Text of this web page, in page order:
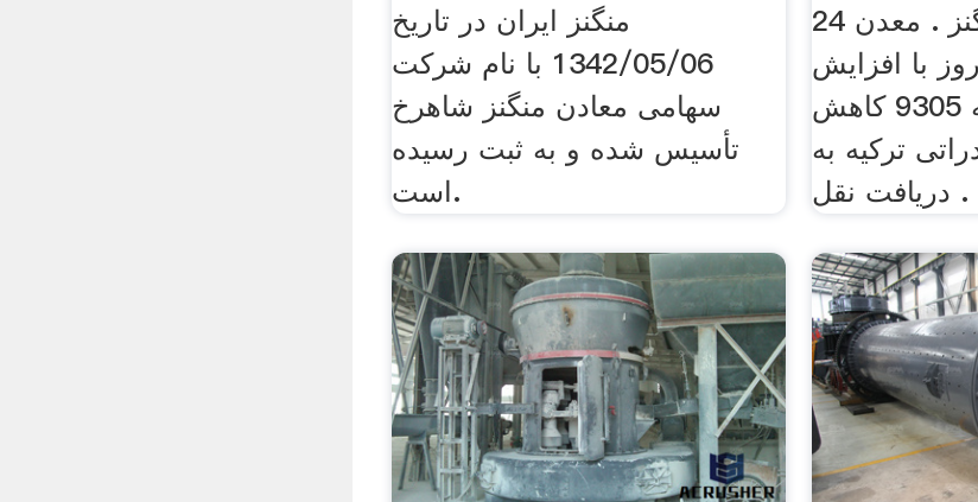
منگنز ايران در تاريخ
1342/05/06 با نام شركت
سهامی معادن منگنز شاهرخ
تأسيس شده و به ثبت رسيده
است.
سنگ شکن منگنز . معدن 24
با افزایش
حدود ٦/٥ دلاری به 9305 کاهش
ترکیه به
. دریافت نقل